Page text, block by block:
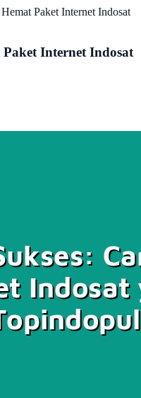
Paket Internet Indosat
Paket Internet Indosat